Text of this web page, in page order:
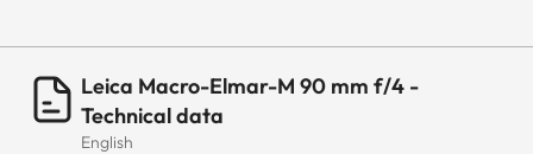
Leica Macro-Elmar-M 90 mm f/4 -
Technical data
English